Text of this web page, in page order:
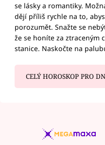
se lásky a romantiky.
dějí příliš rychle na to,
porozumět. Snažte se
že se honíte za ztraceným
stanice. Naskočte na
CELÝ HOROSKOP PRO